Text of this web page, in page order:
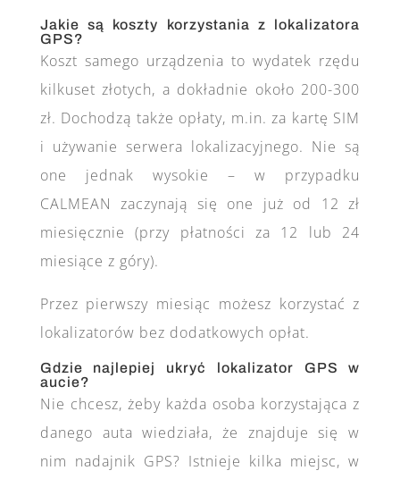
Jakie są koszty korzystania z lokalizatora
GPS?
Koszt samego urządzenia to wydatek rzędu
kilkuset złotych, a dokładnie około 200-300
zł. Dochodzą także opłaty, m.in. za kartę SIM
i używanie serwera lokalizacyjnego. Nie są
one jednak wysokie – w przypadku
CALMEAN zaczynają się one już od 12 zł
miesięcznie (przy płatności za 12 lub 24
miesiące z góry).
Przez pierwszy miesiąc możesz korzystać z
lokalizatorów bez dodatkowych opłat.
Gdzie najlepiej ukryć lokalizator GPS w
aucie?
Nie chcesz, żeby każda osoba korzystająca z
danego auta wiedziała, że znajduje się w
nim nadajnik GPS? Istnieje kilka miejsc, w